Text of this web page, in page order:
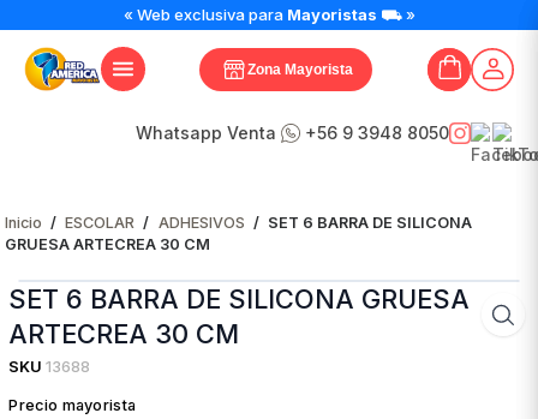
« Web exclusiva para Mayoristas ⛟ »
Zona Mayorista
Whatsapp Venta +56 9 3948 8050
Inicio / ESCOLAR / ADHESIVOS / SET 6 BARRA DE SILICONA
GRUESA ARTECREA 30 CM
SET 6 BARRA DE SILICONA GRUESA
ARTECREA 30 CM
SKU 13688
Precio mayorista
6
BARRA
DE
cantidad